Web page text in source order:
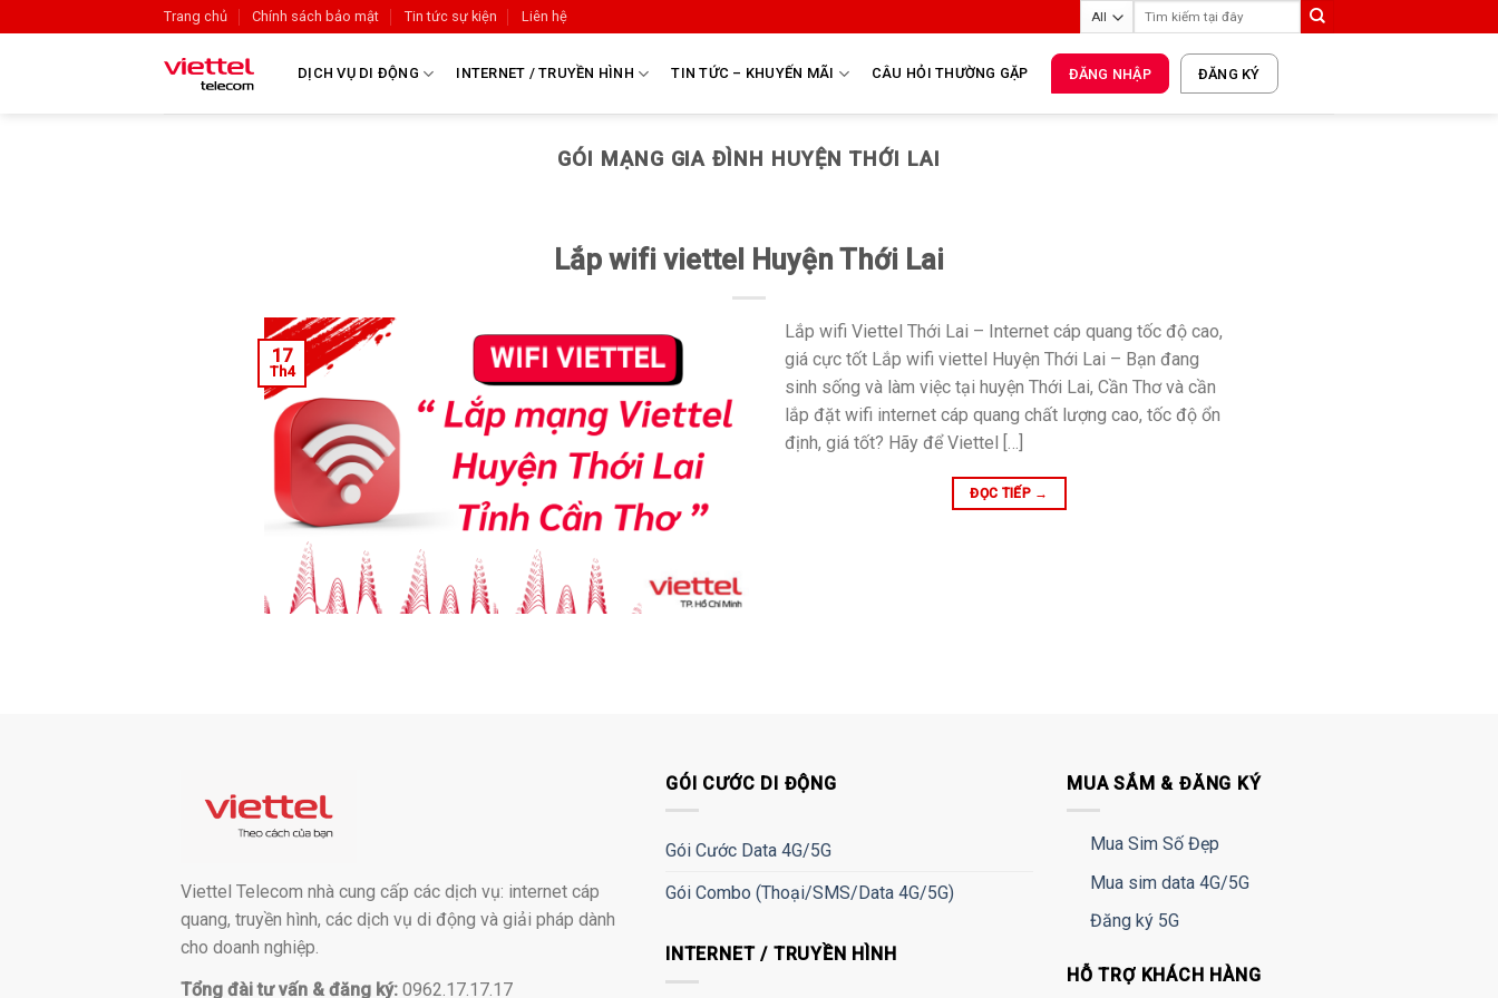
Trang chủ Chính sách bảo mật Tin tức sự kiện Liên hệ
DỊCH VỤ DI ĐỘNG INTERNET / TRUYỀN HÌNH TIN TỨC – KHUYẾN MÃI CÂU HỎI THƯỜNG GẶP ĐĂNG NHẬP ĐĂNG KÝ
GÓI MẠNG GIA ĐÌNH HUYỆN THỚI LAI
Lắp wifi viettel Huyện Thới Lai
17
Th4
Lắp wifi Viettel Thới Lai – Internet cáp quang tốc độ cao,
giá cực tốt Lắp wifi viettel Huyện Thới Lai – Bạn đang
sinh sống và làm việc tại huyện Thới Lai, Cần Thơ và cần
lắp đặt wifi internet cáp quang chất lượng cao, tốc độ ổn
định, giá tốt? Hãy để Viettel […]
ĐỌC TIẾP →
Viettel Telecom nhà cung cấp các dịch vụ: internet cáp
quang, truyền hình, các dịch vụ di động và giải pháp dành
cho doanh nghiệp.
Tổng đài tư vấn & đăng ký: 0962.17.17.17
GÓI CƯỚC DI ĐỘNG
Gói Cước Data 4G/5G
Gói Combo (Thoại/SMS/Data 4G/5G)
INTERNET / TRUYỀN HÌNH
MUA SẮM & ĐĂNG KÝ
Mua Sim Số Đẹp
Mua sim data 4G/5G
Đăng ký 5G
HỖ TRỢ KHÁCH HÀNG